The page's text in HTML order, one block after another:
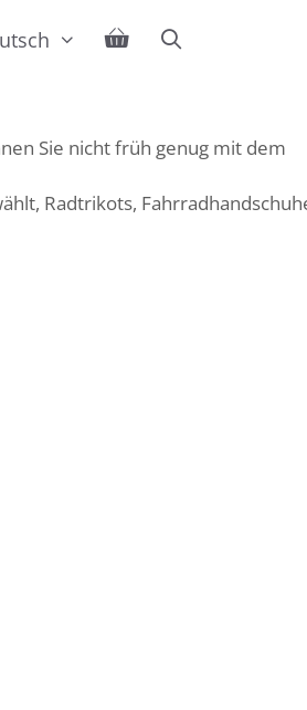
Sie nicht früh genug mit dem
Radtrikots,